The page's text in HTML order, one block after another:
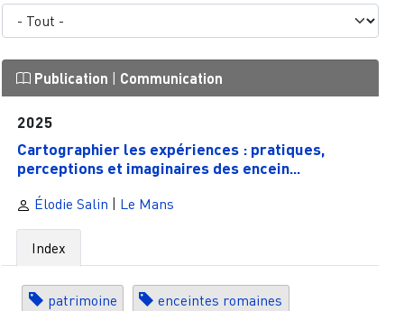
Publication Communication
2025
Cartographier les expériences : pratiques,
perceptions et imaginaires des encein...
Élodie Salin | Le Mans
Index
patrimoine enceintes romaines